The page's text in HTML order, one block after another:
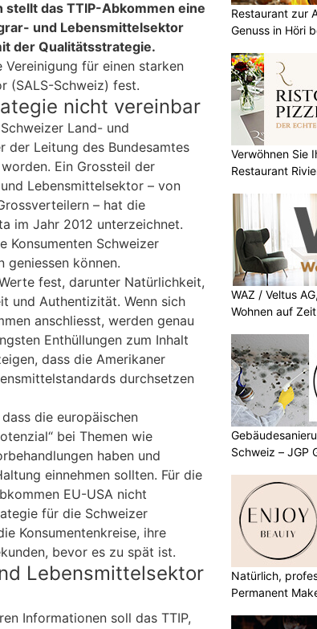
das TTIP-Abkommen eine
und Lebensmittelsektor
der Qualitätsstrategie.
für einen starken
(SALS-Schweiz) fest.
nicht vereinbar
Land- und
der Leitung des Bundesamtes
Ein Grossteil der
Lebensmittelsektor – von
– hat die
im Jahr 2012 unterzeichnet.
Konsumenten Schweizer
geniessen können.
fest, darunter Natürlichkeit,
und Authentizität. Wenn sich
anschliesst, werden genau
Enthüllungen zum Inhalt
dass die Amerikaner
durchsetzen
die europäischen
bei Themen wie
haben und
einnehmen sollten. Für die
EU-USA nicht
für die Schweizer
Konsumentenkreise, ihre
bevor es zu spät ist.
Lebensmittelsektor
Informationen soll das TTIP,
Restaurant zur
Genuss in Höri
Verwöhnen Sie
Restaurant
WAZ / Veltus
Wohnen auf
Schweiz – JGP
Natürlich,
Permanent